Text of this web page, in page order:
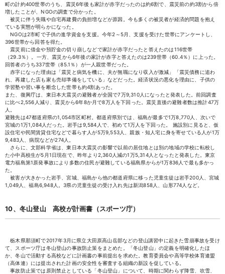
町の計約400世帯のうち、震災6年後も家計が赤字だったのは約6割で、震災前の約3割から倍
増したことが、NGOの調査で分かった。
被災に伴う失職や自宅再建費の負担増などが原因。今も多くの被災者が経済的問題を抱え
ている実態が明らかになった。
NGOは2市町で子供の進学資金を支援。今年2～5月、支援を受けた世帯にアンケートし、
396世帯から回答を得た。
震災前に借金や預貯金の切り崩しなどで家計が赤字だったと答えたのは116世帯
（29.3％）。一方、震災から6年後の家計が赤字と答えたのは239世帯（60.4％）に上った。
回答者のうち337世帯（85.1％）が一人親世帯だった。
赤字になった理由は「震災と病気を機に、夫が無職になり収入が激減」「震災債務に追わ
れ、再建した店も家も売却準備をしている」などだった。経済状況の悪化を理由に、子供の
学習塾や習い事を断念した世帯も約4割あった。
また、復興庁は、東日本大震災の避難者が全国で7万9,310人になったと発表した。前回調査
に比べ2,556人減り、震災から6年8か月で8万人を下回った。震災直後の避難者数は推計47万
人。
避難先は47都道府県の1,054市区町村。都道府県別では、福島が最多で1万8,770人、次いで
宮城の1万1,084人だった。岩手は9,584人で、初めて1万人を下回った。 施設別に見ると、仮
設住宅や民間賃貸住宅などで暮らす人が5万9,553人、親族・知人宅に身を寄せている人が1万
9,483人、病院などが274人。
さらに、文部科学省は、東日本大震災の影響で以前の居住地とは別の地域の学校に転校し
た小中高校生が5月1日現在で、昨年より2,360人減の1万5,314人となったと発表した。東京
電力福島第1原発事故により多数の住民が避難している福島県からが1万836人で最も多かっ
た。
被害が大きかった岩手、宮城、福島から他の都道府県に移った児童生徒は岩手200人、宮城
1,049人、福島6,948人。3県の児童生徒の受け入れ先は新潟858人、山形774人など。
10、冬山登山 高校が計画書（スポーツ庁）
栃木県那須町で2017年3月に県立大田原高山岳部などの登山講習中に起きた雪崩事故を受け
て、スポーツ庁は冬山登山の事故防止策をまとめた。「冬山登山」の定義を明確化したほ
か、冬山で活動する高校などに計画書の事前提出を求めた。教育委員会や高等学校体育連盟
（高体連）には提出された計画の安全性を審査する組織の新設を促している。
事故防止策では原則禁止としている「冬山登山」について、時期に関わらず降雪、吹雪、